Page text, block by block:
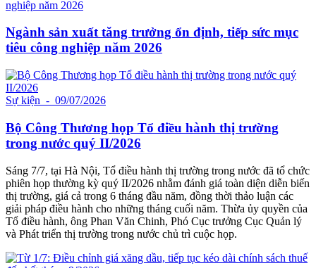
Ngành sản xuất tăng trưởng ổn định, tiếp sức mục
tiêu công nghiệp năm 2026
Sự kiện - 09/07/2026
Bộ Công Thương họp Tổ điều hành thị trường
trong nước quý II/2026
Sáng 7/7, tại Hà Nội, Tổ điều hành thị trường trong nước đã tổ chức
phiên họp thường kỳ quý II/2026 nhằm đánh giá toàn diện diễn biến
thị trường, giá cả trong 6 tháng đầu năm, đồng thời thảo luận các
giải pháp điều hành cho những tháng cuối năm. Thừa ủy quyền của
Tổ điều hành, ông Phan Văn Chinh, Phó Cục trưởng Cục Quản lý
và Phát triển thị trường trong nước chủ trì cuộc họp.